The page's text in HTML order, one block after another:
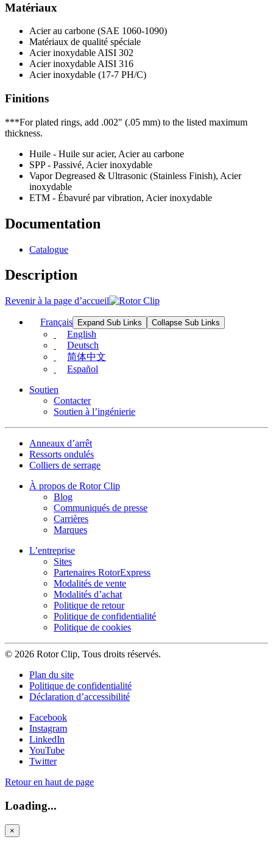
Matériaux
Acier au carbone (SAE 1060-1090)
Matériaux de qualité spéciale
Acier inoxydable AISI 302
Acier inoxydable AISI 316
Acier inoxydable (17-7 PH/C)
Finitions
***For plated rings, add .002" (.05 mm) to the listed maximum
thickness.
Huile - Huile sur acier, Acier au carbone
SPP - Passivé, Acier inoxydable
Vapor Degreased & Ultrasonic (Stainless Finish), Acier
inoxydable
ETM - Ébavuré par vibration, Acier inoxydable
Documentation
Catalogue
Description
Revenir à la page d’accueil
Français Expand Sub Links Collapse Sub Links
English
Deutsch
简体中文
Español
Soutien
Contacter
Soutien à l’ingénierie
Anneaux d’arrêt
Ressorts ondulés
Colliers de serrage
À propos de Rotor Clip
Blog
Communiqués de presse
Carrières
Marques
L’entreprise
Sites
Partenaires RotorExpress
Modalités de vente
Modalités d’achat
Politique de retour
Politique de confidentialité
Politique de cookies
© 2026 Rotor Clip, Tous droits réservés.
Plan du site
Politique de confidentialité
Déclaration d’accessibilité
Facebook
Instagram
LinkedIn
YouTube
Twitter
Retour en haut de page
Loading...
×